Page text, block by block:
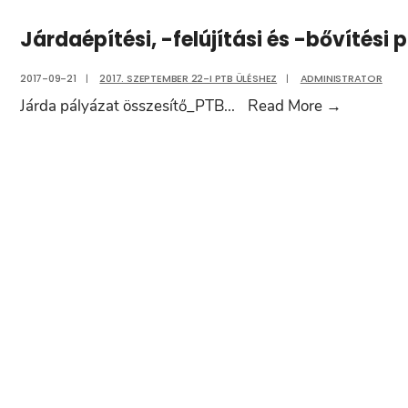
Járdaépítési, -felújítási és -bővítési
2017-09-21 | 2017. SZEPTEMBER 22-I PTB ÜLÉSHEZ | ADMINISTRATOR
Járda pályázat összesítő_PTB... Read More →